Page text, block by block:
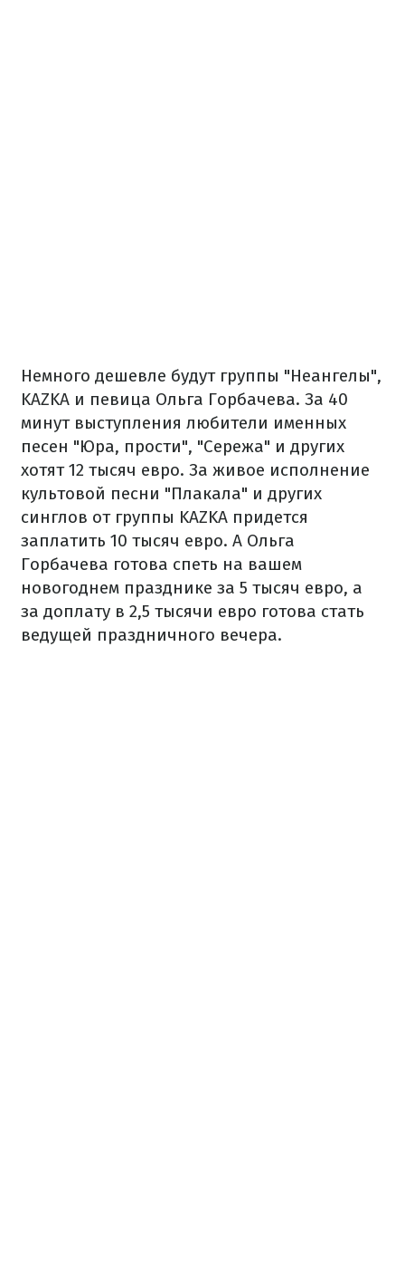
Немного дешевле будут группы "Неангелы",
KAZKA и певица Ольга Горбачева. За 40
минут выступления любители именных
песен "Юра, прости", "Сережа" и других
хотят 12 тысяч евро. За живое исполнение
культовой песни "Плакала" и других
синглов от группы KAZKA придется
заплатить 10 тысяч евро. А Ольга
Горбачева готова спеть на вашем
новогоднем празднике за 5 тысяч евро, а
за доплату в 2,5 тысячи евро готова стать
ведущей праздничного вечера.